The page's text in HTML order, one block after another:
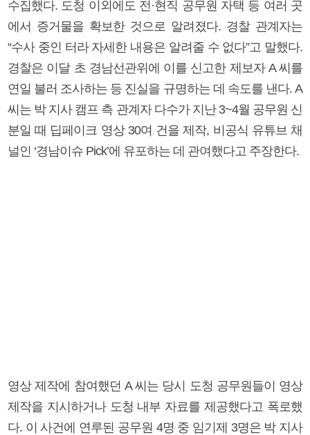
수집했다. 도청 이외에도 전·현직 공무원 자택 등 여러 곳
에서 증거물을 확보한 것으로 알려졌다. 경찰 관계자는
“수사 중인 터라 자세한 내용은 알려줄 수 없다”고 말했다.
경찰은 이달 초 경남선관위에 이를 신고한 제보자 A 씨를
연일 불러 조사하는 등 진실을 규명하는 데 속도를 낸다. A
씨는 박 지사 캠프 측 관계자 다수가 지난 3~4월 공무원 신
분일 때 딥페이크 영상 30여 건을 제작, 비공식 유튜브 채
널인 ‘경남이슈 Pick’에 유포하는 데 관여했다고 주장한다.
영상 제작에 참여했던 A 씨는 당시 도청 공무원들이 영상
제작을 지시하거나 도청 내부 자료를 제공했다고 폭로했
다. 이 사건에 연루된 공무원 4명 중 임기제 3명은 박 지사